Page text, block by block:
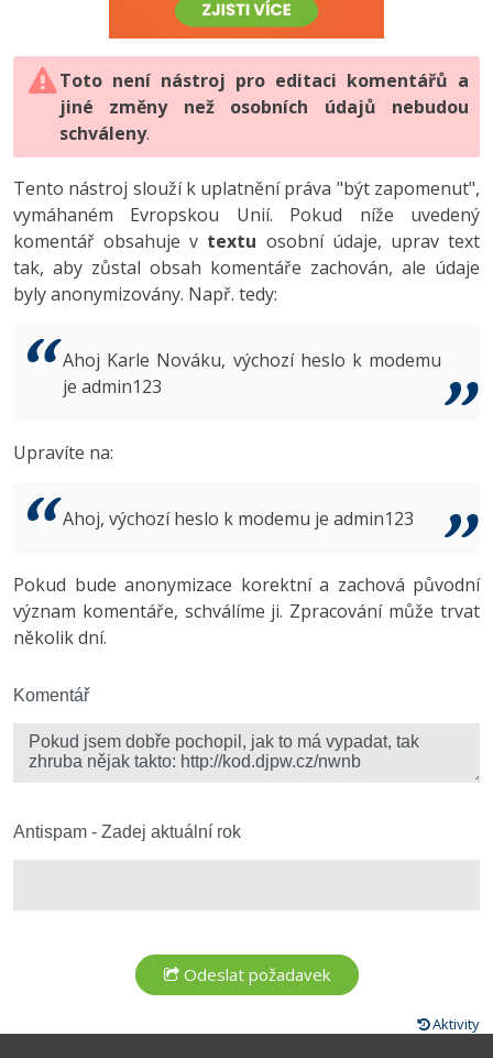
HTML5, CSS3, Bootstrap, SEO
SQL a databáze
Testování a verzování
UML a návrhové vzory
React
Spring
ASP.NET MVC
Best practices
PHP
JavaScript
Python
HTML / CSS
UML a návrhové vzory
MySQL/MariaDB
MS-SQL
Vývojář mobilních aplikací
C# Game developer
Tester
Systémový administrátor
3D grafik
Copywriter
WordPress specialista
-80%
JavaScript -80%
PHP -80%
Swift -80%
Kotlin -80%
VB.NET
Algoritmy -41%
Umělá inteligence (AI) -10%
Fórum
Digitální gramotnost
Marketing
WordPress
SEO
UX
Business
Copywriting
Windows
Kybernetická bezpečnost
Photoshop -80%
Adobe Illustrator -80%
Adobe Lightroom
Adobe XD
Adobe InDesign -25%
Adobe After Effects
Inkscape
Fórum
Toto není nástroj pro editaci komentářů a
jiné změny než osobních údajů nebudou
schváleny.
Tento nástroj slouží k uplatnění práva "být zapomenut",
vymáhaném Evropskou Unií. Pokud níže uvedený
komentář obsahuje v textu osobní údaje, uprav text
tak, aby zůstal obsah komentáře zachován, ale údaje
byly anonymizovány. Např. tedy:
Ahoj Karle Nováku, výchozí heslo k modemu
je admin123
Upravíte na:
Ahoj, výchozí heslo k modemu je admin123
Pokud bude anonymizace korektní a zachová původní
význam komentáře, schválíme ji. Zpracování může trvat
několik dní.
Komentář
Antispam - Zadej aktuální rok
Aktivity